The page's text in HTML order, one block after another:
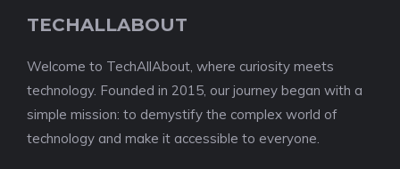
TECHALLABOUT
Welcome to TechAllAbout, where curiosity meets
technology. Founded in 2015, our journey began with a
simple mission: to demystify the complex world of
technology and make it accessible to everyone.